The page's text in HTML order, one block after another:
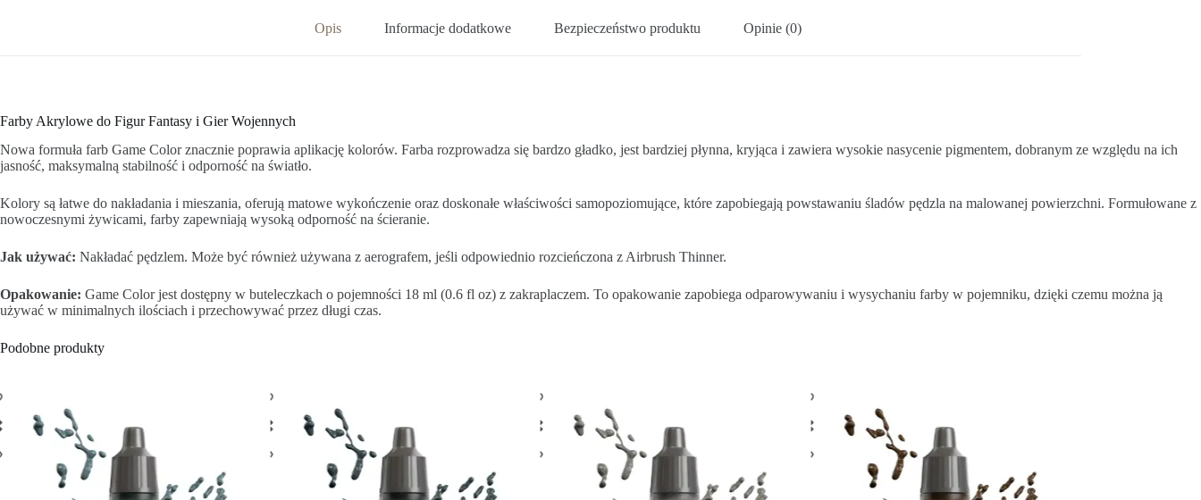
Opis Informacje dodatkowe Bezpieczeństwo produktu Opinie (0)
Farby Akrylowe do Figur Fantasy i Gier Wojennych
Nowa formuła farb Game Color znacznie poprawia aplikację kolorów. Farba rozprowadza się bardzo gładko, jest bardziej płynna, kryjąca i zawiera wysokie nasycenie pigmentem, dobranym ze względu na ich
jasność, maksymalną stabilność i odporność na światło.
Kolory są łatwe do nakładania i mieszania, oferują matowe wykończenie oraz doskonałe właściwości samopoziomujące, które zapobiegają powstawaniu śladów pędzla na malowanej powierzchni. Formułowane z
nowoczesnymi żywicami, farby zapewniają wysoką odporność na ścieranie.
Jak używać: Nakładać pędzlem. Może być również używana z aerografem, jeśli odpowiednio rozcieńczona z Airbrush Thinner.
Opakowanie: Game Color jest dostępny w buteleczkach o pojemności 18 ml (0.6 fl oz) z zakraplaczem. To opakowanie zapobiega odparowywaniu i wysychaniu farby w pojemniku, dzięki czemu można ją
używać w minimalnych ilościach i przechowywać przez długi czas.
Podobne produkty